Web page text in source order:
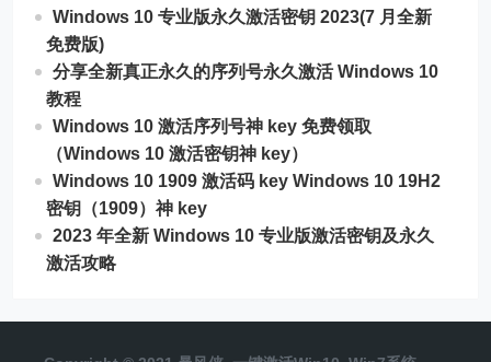
Windows 10 专业版永久激活密钥 2023(7 月全新
免费版)
分享全新真正永久的序列号永久激活 Windows 10
教程
Windows 10 激活序列号神 key 免费领取
（Windows 10 激活密钥神 key）
Windows 10 1909 激活码 key Windows 10 19H2
密钥（1909）神 key
2023 年全新 Windows 10 专业版激活密钥及永久
激活攻略